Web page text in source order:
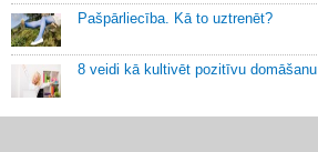
Pašpārliecība. Kā to uztrenēt?
8 veidi kā kultivēt pozitīvu domāšanu